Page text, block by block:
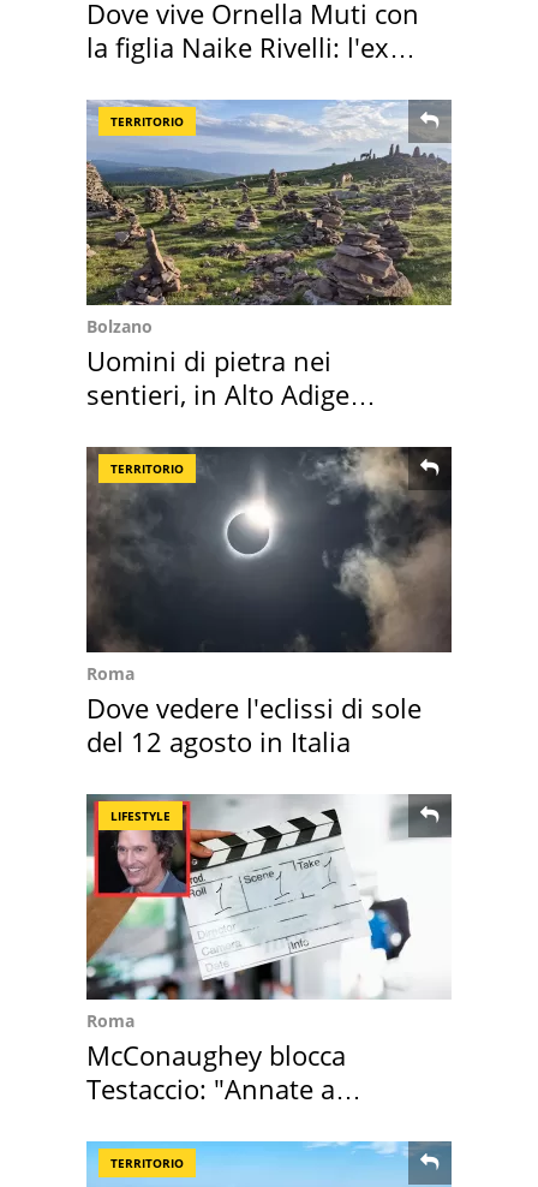
Dove vive Ornella Muti con
la figlia Naike Rivelli: l'ex
TERRITORIO
Bolzano
Uomini di pietra nei
sentieri, in Alto Adige
TERRITORIO
Roma
Dove vedere l'eclissi di sole
del 12 agosto in Italia
LIFESTYLE
Roma
McConaughey blocca
Testaccio: "Annate a
TERRITORIO